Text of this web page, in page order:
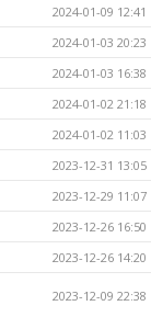
2024-01-09 12:41
2024-01-03 20:23
2024-01-03 16:38
2024-01-02 21:18
2024-01-02 11:03
2023-12-31 13:05
2023-12-29 11:07
2023-12-26 16:50
2023-12-26 14:20
2023-12-09 22:38